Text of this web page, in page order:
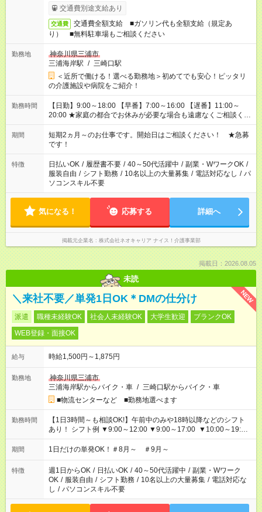
交通費別途支給あり
交通費
交通費全額支給 ■ガソリン代も全額支給（規定あ
り） ■無料駐車場もご相談ください
勤務地
神奈川県三浦市
三浦海岸駅 / 三崎口駅
＜近所で働ける！選べる勤務地＞初めてでも安心！ピッタリ
の介護施設や病院をご紹介！
勤務時間
【日勤】9:00～18:00 【早番】7:00～16:00 【遅番】11:00～
20:00 ★家庭の都合でお休みが必要な場合も遠慮なくご相談くだ
さい。
期間
短期2ヵ月～のお仕事です。開始日はご相談ください！ ★急募
です！
特徴 日払いOK / 履歴書不要 / 40～50代活躍中 / 副業・WワークOK /
服装自由 / シフト勤務 / 10名以上の大量募集 / 電話対応なし / パ
ソコンスキル不要
気になる！ 応募する 詳細へ
掲載元企業名 株式会社ネオキャリア ナイス！介護事業部
掲載日：2026.08.05
未読
NEW
＼来社不要／単発1日OK＊DMの仕分け
派遣 職種未経験OK 社会人未経験OK 大学生歓迎
ブランクOK
WEB登録・面接OK
給与 時給1,500円～1,875円
勤務地
神奈川県三浦市
三浦海岸駅からバイク・車 / 三崎口駅からバイク・車
■物流センターなど ■勤務地選べます
勤務時間
【1日3時間～も相談OK!】午前中のみや18時以降などのシフト
あり！ シフト例 ▼9:00～12:00 ▼9:00～17:00 ▼10:00～19:00
▼18:00～21:00
期間 1日だけの単発OK！＃8月～ ＃9月～
特徴 週1日からOK / 日払いOK / 40～50代活躍中 / 副業・Wワーク
OK / 服装自由 / シフト勤務 / 10名以上の大量募集 / 電話対応な
し / パソコンスキル不要